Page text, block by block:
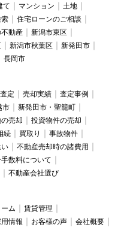
て マンション
土地
住宅ローンのご相談
動産
新潟市東区
新潟市秋葉区
新発田市
長岡市
定 売却実績
査定事例
市
新発田市・聖籠町
売却
投資物件の売却
続 買取り
事故物件
不動産売却時の諸費用
数料について
不動産会社選び
ム
賃貸管理
情報 お客様の声
会社概要